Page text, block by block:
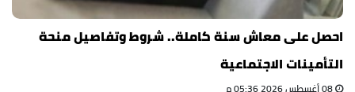
احصل على معاش سنة كاملة.. شروط وتفاصيل منحة
التأمينات الاجتماعية